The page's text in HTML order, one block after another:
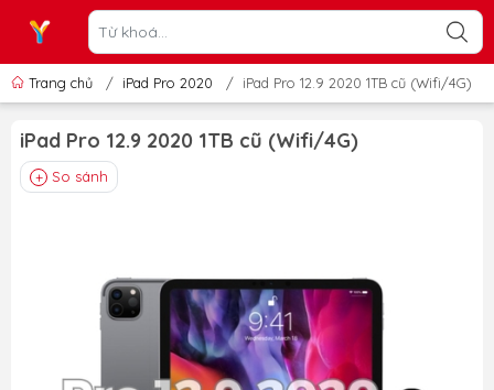
Trang chủ / iPad Pro 2020 / iPad Pro 12.9 2020 1TB cũ (Wifi/4G)
iPad Pro 12.9 2020 1TB cũ (Wifi/4G)
So sánh